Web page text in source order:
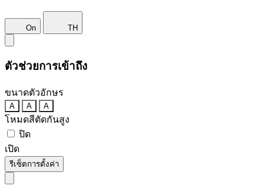
On TH
ตัวช่วยการเข้าถึง
ขนาดตัวอักษร
A A A
โหมดสีตัดกันสูง
ปิด
เปิด
รีเซ็ตการตั้งค่า